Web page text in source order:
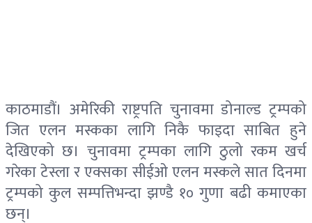
काठमाडौं। अमेरिकी राष्ट्रपति चुनावमा डोनाल्ड ट्रम्पको
जित एलन मस्कका लागि निकै फाइदा साबित हुने
देखिएको छ। चुनावमा ट्रम्पका लागि ठुलो रकम खर्च
गरेका टेस्ला र एक्सका सीईओ एलन मस्कले सात दिनमा
ट्रम्पको कुल सम्पत्तिभन्दा झण्डै १० गुणा बढी कमाएका
छन्।